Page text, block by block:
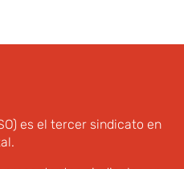
es el tercer sindicato en